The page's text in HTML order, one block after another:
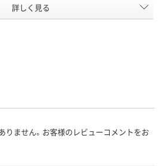
クリア（透明）系 クリア(透明)
詳しく見る
りません。お客様のレビューコメントをお